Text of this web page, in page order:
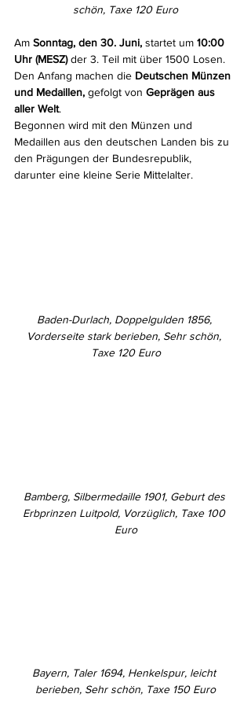
schön, Taxe 120 Euro
Am Sonntag, den 30. Juni, startet um 10:00
Uhr (MESZ) der 3. Teil mit über 1500 Losen.
Den Anfang machen die Deutschen Münzen
und Medaillen, gefolgt von Geprägen aus
aller Welt.
Begonnen wird mit den Münzen und
Medaillen aus den deutschen Landen bis zu
den Prägungen der Bundesrepublik,
darunter eine kleine Serie Mittelalter.
Baden-Durlach, Doppelgulden 1856,
Vorderseite stark berieben, Sehr schön,
Taxe 120 Euro
Bamberg, Silbermedaille 1901, Geburt des
Erbprinzen Luitpold, Vorzüglich, Taxe 100
Euro
Bayern, Taler 1694, Henkelspur, leicht
berieben, Sehr schön, Taxe 150 Euro